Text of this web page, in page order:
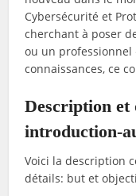
Cybersécurité et
cherchant à poser
ou un
connaissances, ce
Description et
introduction-
Voici la description
détails: but et